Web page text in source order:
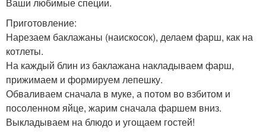
Приготовление:
Нарезаем баклажаны (наискосок), делаем фарш, как на
котлеты.
На каждый блин из баклажана накладываем фарш,
прижимаем и формируем лепешку.
Обваливаем сначала в муке, а потом во взбитом и
посоленном яйце, жарим сначала фаршем вниз.
Выкладываем на блюдо и угощаем гостей!